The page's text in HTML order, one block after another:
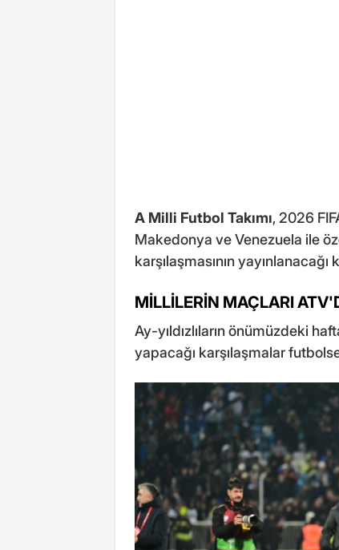
A Milli Futbol Takımı, 2026
Makedonya ve Venezuela ile
karşılaşmasının
MİLLİLERİN MAÇLARI
Ay-yıldızlıların önümüzdeki
yapacağı karşılaşmalar